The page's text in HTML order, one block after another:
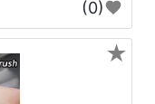
(0)
★